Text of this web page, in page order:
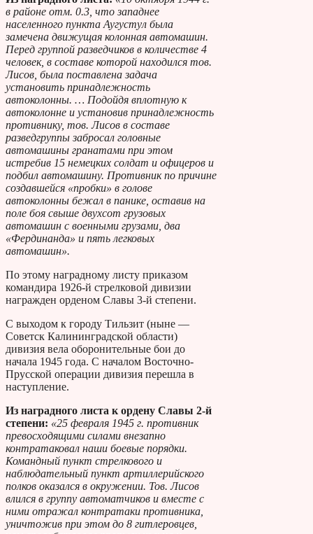
в районе отм. 0.3, что западнее
населенного пункта Аугустул была
замечена движущая колонная автомашин.
Перед группой разведчиков в количестве 4
человек, в составе которой находился тов.
Лисов, была поставлена задача
установить принадлежность
автоколонны. … Подойдя вплотную к
автоколонне и установив принадлежность
противнику, тов. Лисов в составе
разведгруппы забросал головные
автомашины гранатами при этом
истребив 15 немецких солдат и офицеров и
подбил автомашину. Противник по причине
создавшейся «пробки» в голове
автоколонны бежал в панике, оставив на
поле боя свыше двухсот грузовых
автомашин с военными грузами, два
«Фердинанда» и пять легковых
автомашин».
По этому наградному листу приказом
командира 1926-й стрелковой дивизии
награжден орденом Славы 3-й степени.
С выходом к городу Тильзит (ныне —
Советск Калининградской области)
дивизия вела оборонительные бои до
начала 1945 года. С началом Восточно-
Прусской операции дивизия перешла в
наступление.
Из наградного листа к ордену Славы 2-й
степени: «25 февраля 1945 г. противник
превосходящими силами внезапно
контратаковал наши боевые порядки.
Командный пункт стрелкового и
наблюдательный пункт артиллерийского
полков оказался в окружении. Тов. Лисов
влился в группу автоматчиков и вместе с
ними отражал контратаки противника,
уничтожив при этом до 8 гитлеровцев,